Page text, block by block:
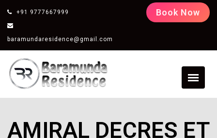
+91 9777667999
baramundaresidence@gmail.com
Book Now
AMIRAL DECRES ET